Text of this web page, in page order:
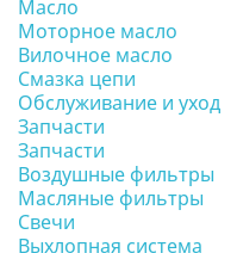
Масло
Моторное масло
Вилочное масло
Смазка цепи
Обслуживание и уход
Запчасти
Запчасти
Воздушные фильтры
Масляные фильтры
Свечи
Выхлопная система